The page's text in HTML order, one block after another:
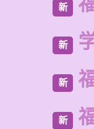
新
新
新
新